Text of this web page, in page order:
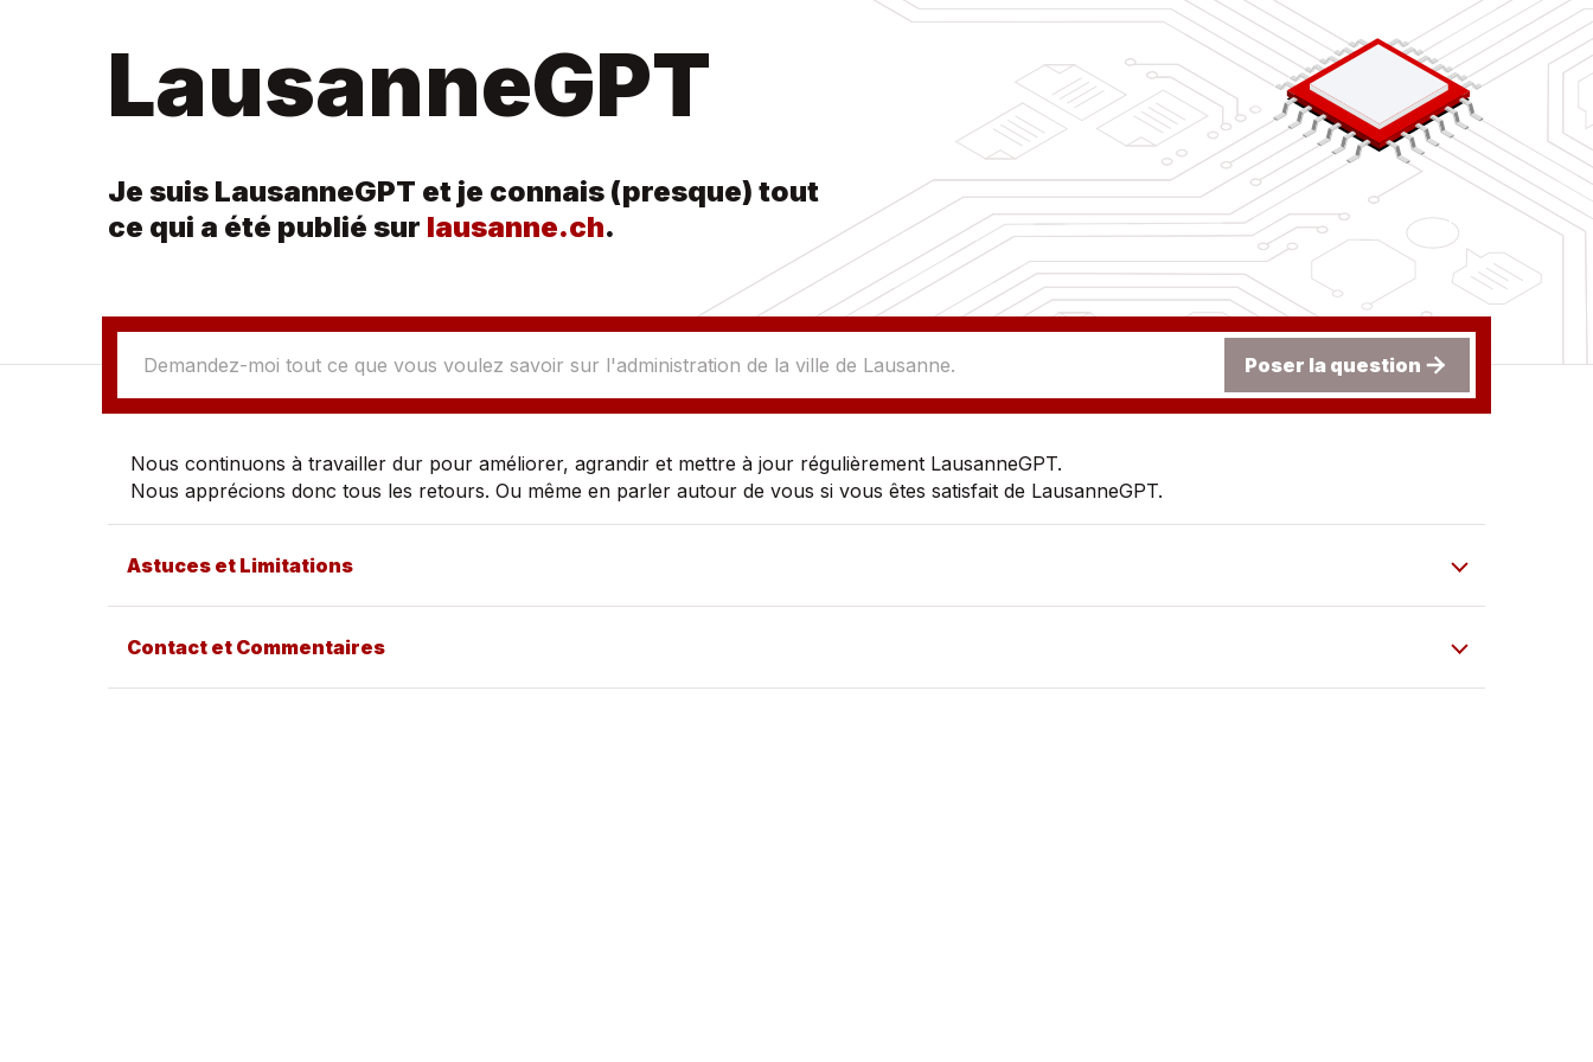
LausanneGPT
Je suis LausanneGPT et je connais (presque) tout
ce qui a été publié sur lausanne.ch.
Poser la question
Nous continuons à travailler dur pour améliorer, agrandir et mettre à jour régulièrement LausanneGPT.
Nous apprécions donc tous les retours. Ou même en parler autour de vous si vous êtes satisfait de LausanneGPT.
Astuces et Limitations
Contact et Commentaires